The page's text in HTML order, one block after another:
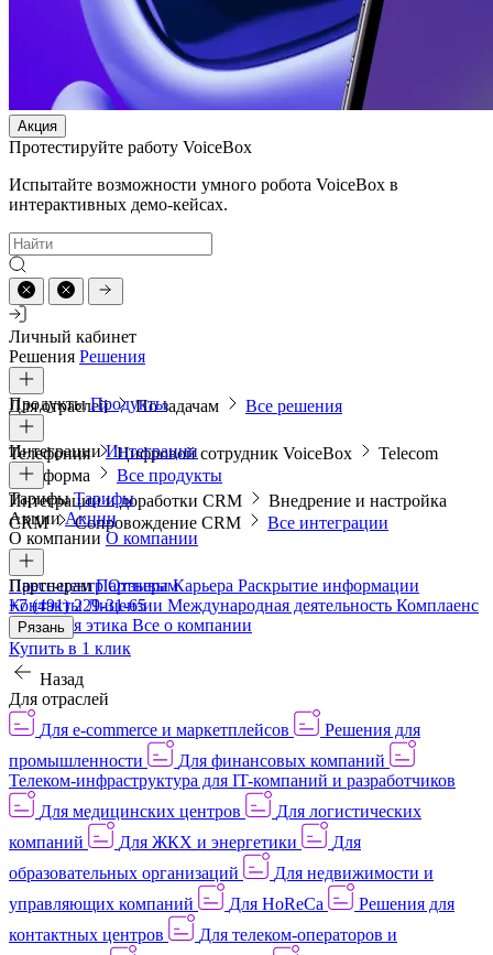
Акция
Протестируйте работу VoiceBox
Испытайте возможности умного робота VoiceBox в
интерактивных демо-кейсах.
Личный кабинет
Решения Решения
Для отраслей По задачам Все решения
ПродуктыПродукты
Телефония Цифровой сотрудник VoiceBox
Telecom
платформа
Все продукты
ИнтеграцииИнтеграции
Интеграции и доработки CRM
Внедрение и настройка
CRM
Сопровождение CRM Все интеграции
ТарифыТарифы
АкцииАкции
О компании О компании
Пресс-центрОтзывыКарьера Раскрытие информации
КонтактыЛицензии Международная деятельность Комплаенс
и деловая этика Все о компании
ПартнерамПартнерам
+7 (491) 229-31-65
Рязань
Купить в 1 клик
Назад
Для отраслей
Для e-commerce и маркетплейсов
Решения для
промышленности
Для финансовых компаний
Телеком-инфраструктура для IT-компаний и разработчиков
Для медицинских центров
Для логистических
компаний
Для ЖКХ и энергетики
Для
образовательных организаций
Для недвижимости и
управляющих компаний
Для HoReCa
Решения для
контактных центров
Для телеком-операторов и